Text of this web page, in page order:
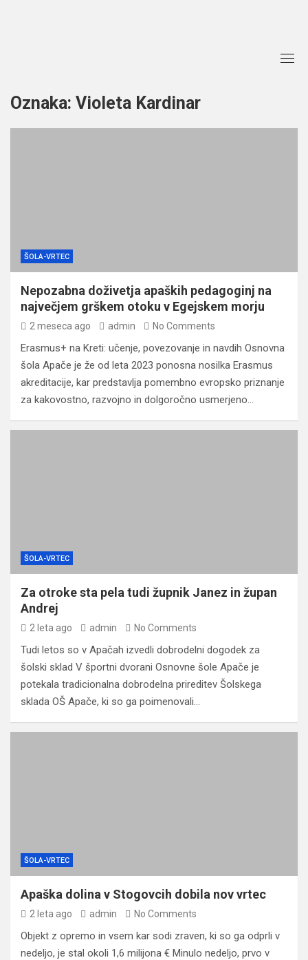
Oznaka: Violeta Kardinar
ŠOLA-VRTEC
Nepozabna doživetja apaških pedagoginj na
največjem grškem otoku v Egejskem morju
2 meseca ago admin No Comments
Erasmus+ na Kreti: učenje, povezovanje in navdih Osnovna
šola Apače je že od leta 2023 ponosna nosilka Erasmus
akreditacije, kar predstavlja pomembno evropsko priznanje
za kakovostno, razvojno in dolgoročno usmerjeno…
ŠOLA-VRTEC
Za otroke sta pela tudi župnik Janez in župan
Andrej
2 leta ago admin No Comments
Tudi letos so v Apačah izvedli dobrodelni dogodek za
šolski sklad V športni dvorani Osnovne šole Apače je
potekala tradicionalna dobrodelna prireditev Šolskega
sklada OŠ Apače, ki so ga poimenovali…
ŠOLA-VRTEC
Apaška dolina v Stogovcih dobila nov vrtec
2 leta ago admin No Comments
Objekt z opremo in vsem kar sodi zraven, ki so ga odprli v
nedeljo, je stal okoli 1,6 milijona € Minulo nedeljo, prvo v